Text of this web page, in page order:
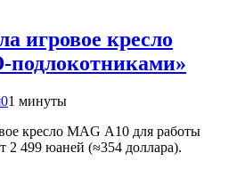
игровое кресло
подлокотниками»
01 минуты
кресло MAG A10 для работы
2 499 юаней (≈354 доллара).